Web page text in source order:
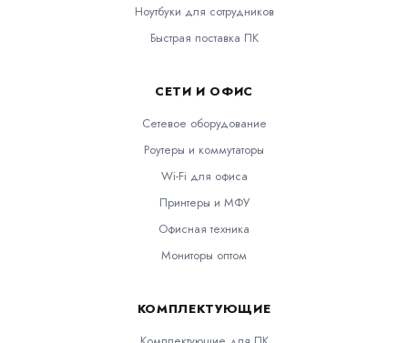
Ноутбуки для сотрудников
Быстрая поставка ПК
СЕТИ И ОФИС
Сетевое оборудование
Роутеры и коммутаторы
Wi-Fi для офиса
Принтеры и МФУ
Офисная техника
Мониторы оптом
КОМПЛЕКТУЮЩИЕ